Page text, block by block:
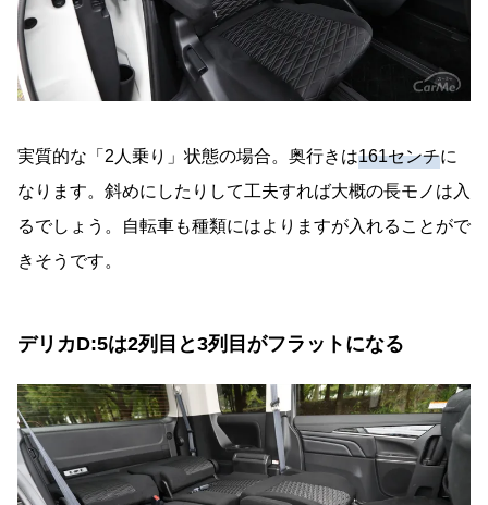
実質的な「2人乗り」状態の場合。奥行きは161センチに
なります。斜めにしたりして工夫すれば大概の長モノは入
るでしょう。自転車も種類にはよりますが入れることがで
きそうです。
デリカD:5は2列目と3列目がフラットになる